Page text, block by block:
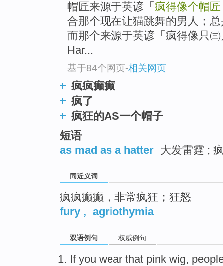
帽匠来源于英谚「 疯得像个帽匠
合那个现在让猫跳舞的男人；
而那个来源于英谚「疯得像只
Har...
基于84个网页-相关网页
疯疯癫癫
疯了
疯狂的AS一个帽子
短语
as mad as a hatter 大发雷霆 ;
同近义词
疯疯癫癫，非常疯狂；狂怒
fury , agriothymia
双语例句 权威例句
If you wear that pink wig,